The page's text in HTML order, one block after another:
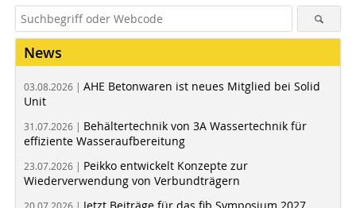
News
03.08.2026 | AHE Betonwaren ist neues Mitglied bei Solid
Unit
31.07.2026 | Behältertechnik von 3A Wassertechnik für
effiziente Wasseraufbereitung
23.07.2026 | Peikko entwickelt Konzepte zur
Wiederverwendung von Verbundträgern